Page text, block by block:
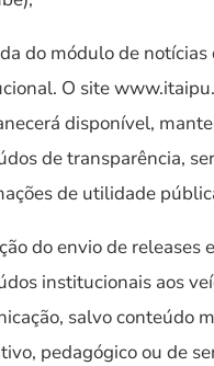
do módulo de
O site
disponível,
de transparência,
de utilidade
do envio de releases
institucionais aos
salvo conteúdo
pedagógico ou de